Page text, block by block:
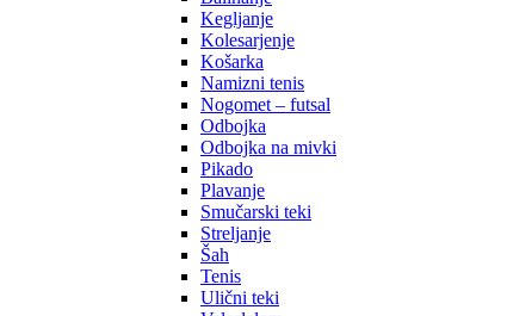
Kegljanje
Kolesarjenje
Košarka
Namizni tenis
Nogomet – futsal
Odbojka
Odbojka na mivki
Pikado
Plavanje
Smučarski teki
Streljanje
Šah
Tenis
Ulični teki